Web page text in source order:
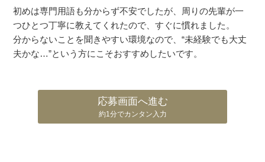
初めは専門用語も分からず不安でしたが、周りの先輩が一
つひとつ丁寧に教えてくれたので、すぐに慣れました。
分からないことを聞きやすい環境なので、“未経験でも大丈
夫かな…”という方にこそおすすめしたいです。
応募画面へ進む
約1分でカンタン入力